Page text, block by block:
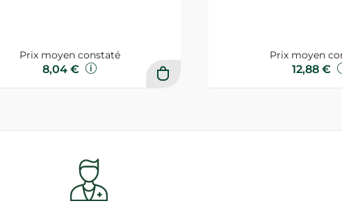
Prix moyen constaté
8,04 €
Prix moyen
12,88 €